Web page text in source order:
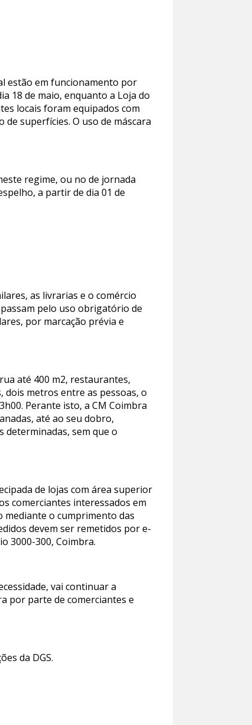
estão em funcionamento por
18 de maio, enquanto a Loja do
locais foram equipados com
superfícies. O uso de máscara
regime, ou no de jornada
a partir de dia 01 de
as livrarias e o comércio
pelo uso obrigatório de
por marcação prévia e
até 400 m2, restaurantes,
dois metros entre as pessoas, o
Perante isto, a CM Coimbra
até ao seu dobro,
sem que o
de lojas com área superior
comerciantes interessados em
mediante o cumprimento das
devem ser remetidos por e-
3000-300, Coimbra.
vai continuar a
por parte de comerciantes e
da DGS.